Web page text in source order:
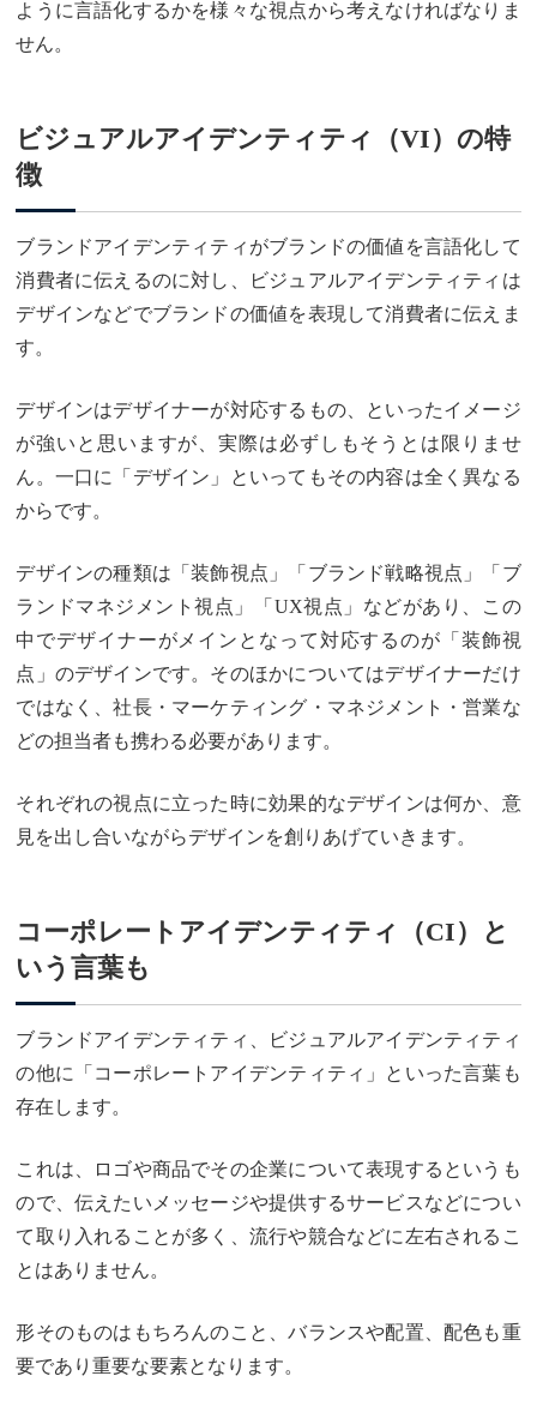
ように言語化するかを様々な視点から考えなければなりま
せん。
ビジュアルアイデンティティ（VI）の特
徴
ブランドアイデンティティがブランドの価値を言語化して
消費者に伝えるのに対し、ビジュアルアイデンティティは
デザインなどでブランドの価値を表現して消費者に伝えま
す。
デザインはデザイナーが対応するもの、といったイメージ
が強いと思いますが、実際は必ずしもそうとは限りませ
ん。一口に「デザイン」といってもその内容は全く異なる
からです。
デザインの種類は「装飾視点」「ブランド戦略視点」「ブ
ランドマネジメント視点」「UX視点」などがあり、この
中でデザイナーがメインとなって対応するのが「装飾視
点」のデザインです。そのほかについてはデザイナーだけ
ではなく、社長・マーケティング・マネジメント・営業な
どの担当者も携わる必要があります。
それぞれの視点に立った時に効果的なデザインは何か、意
見を出し合いながらデザインを創りあげていきます。
コーポレートアイデンティティ（CI）と
いう言葉も
ブランドアイデンティティ、ビジュアルアイデンティティ
の他に「コーポレートアイデンティティ」といった言葉も
存在します。
これは、ロゴや商品でその企業について表現するというも
ので、伝えたいメッセージや提供するサービスなどについ
て取り入れることが多く、流行や競合などに左右されるこ
とはありません。
形そのものはもちろんのこと、バランスや配置、配色も重
要であり重要な要素となります。